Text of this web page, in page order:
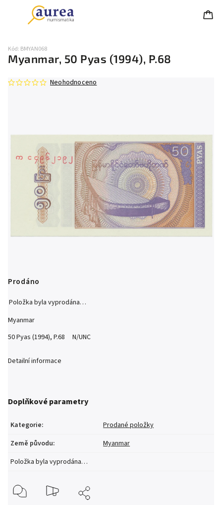
Myanmar, 50 Pyas (1994), P.68
Kód: BMYAN068
Neohodnoceno
Prodáno
Položka byla vyprodána…
Myanmar
50 Pyas (1994), P.68 N/UNC
Detailní informace
Doplňkové parametry
Kategorie:
Prodané položky
Země původu:
Myanmar
Položka byla vyprodána…